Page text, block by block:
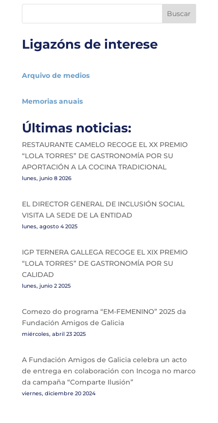
Buscar
Ligazóns de interese
Arquivo de medios
Memorias anuais
Últimas noticias:
RESTAURANTE CAMELO RECOGE EL XX PREMIO
“LOLA TORRES” DE GASTRONOMÍA POR SU
APORTACIÓN A LA COCINA TRADICIONAL
lunes, junio 8 2026
EL DIRECTOR GENERAL DE INCLUSIÓN SOCIAL
VISITA LA SEDE DE LA ENTIDAD
lunes, agosto 4 2025
IGP TERNERA GALLEGA RECOGE EL XIX PREMIO
“LOLA TORRES” DE GASTRONOMÍA POR SU
CALIDAD
lunes, junio 2 2025
Comezo do programa “EM-FEMENINO” 2025 da
Fundación Amigos de Galicia
miércoles, abril 23 2025
A Fundación Amigos de Galicia celebra un acto
de entrega en colaboración con Incoga no marco
da campaña “Comparte Ilusión”
viernes, diciembre 20 2024